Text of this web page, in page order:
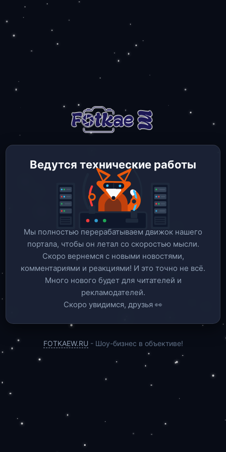
Ведутся технические работы
Мы полностью перерабатываем движок нашего
портала, чтобы он летал со скоростью мысли.
Скоро вернемся c новыми новостями,
комментариями и реакциями! И это точно не всё.
Много нового будет для читателей и
рекламодателей.
Скоро увидимся, друзья 👀
FOTKAEW.RU - Шоу-бизнес в объективе!